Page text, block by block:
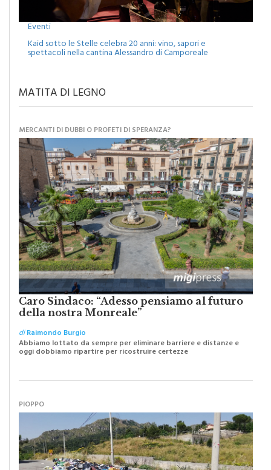
Kaid sotto le Stelle celebra 20 anni: vino, sapori e
spettacoli nella cantina Alessandro di Camporeale
Caro Sindaco: “Adesso pensiamo al futuro
della nostra Monreale”
diRaimondo Burgio
Abbiamo lottato da sempre per eliminare barriere e distanze e
oggi dobbiamo ripartire per ricostruire certezze